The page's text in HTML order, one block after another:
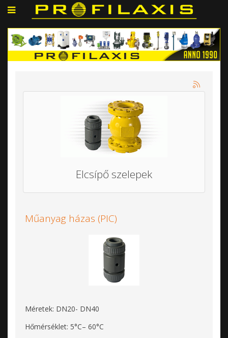
Elcsípő szelepek
Műanyag házas (PIC)
Méretek: DN20- DN40
Hőmérséklet: 5°C– 60°C